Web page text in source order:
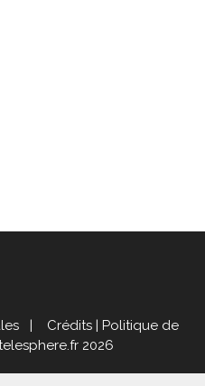
| Crédits | Politique de
2026